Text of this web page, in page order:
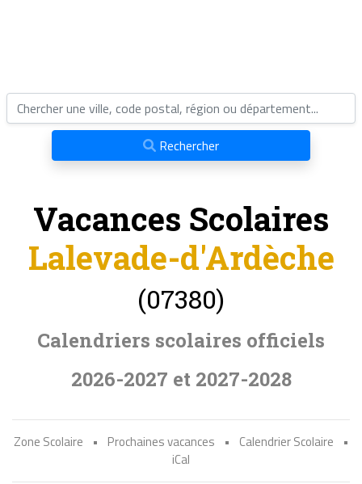
Rechercher
Vacances Scolaires
Lalevade-d'Ardèche
(07380)
Calendriers scolaires officiels
2026-2027 et 2027-2028
Zone Scolaire • Prochaines vacances • Calendrier Scolaire
•
iCal